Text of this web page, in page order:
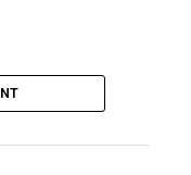
G
busca que las